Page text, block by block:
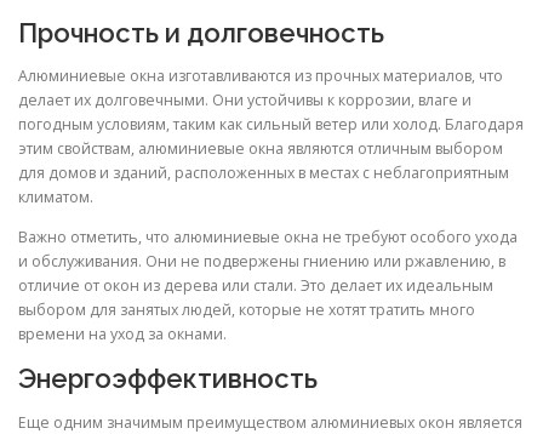
Прочность и долговечность
Алюминиевые окна изготавливаются из прочных материалов, что
делает их долговечными. Они устойчивы к коррозии, влаге и
погодным условиям, таким как сильный ветер или холод. Благодаря
этим свойствам, алюминиевые окна являются отличным выбором
для домов и зданий, расположенных в местах с неблагоприятным
климатом.
Важно отметить, что алюминиевые окна не требуют особого ухода
и обслуживания. Они не подвержены гниению или ржавлению, в
отличие от окон из дерева или стали. Это делает их идеальным
выбором для занятых людей, которые не хотят тратить много
времени на уход за окнами.
Энергоэффективность
Еще одним значимым преимуществом алюминиевых окон является